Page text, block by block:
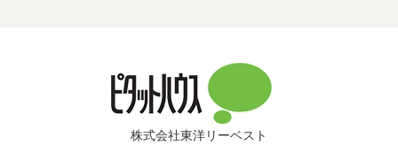
株式会社東洋リーベスト